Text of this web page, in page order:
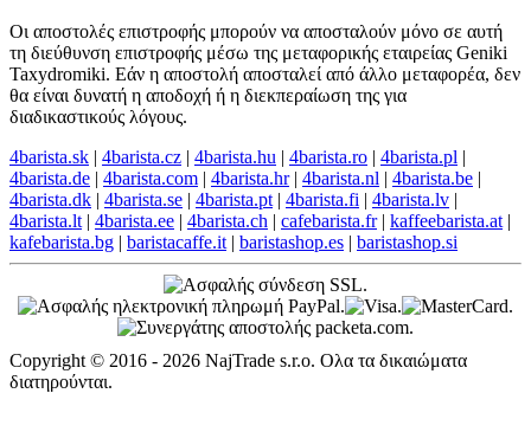
Οι αποστολές επιστροφής μπορούν να αποσταλούν μόνο σε αυτή
τη διεύθυνση επιστροφής μέσω της μεταφορικής εταιρείας Geniki
Taxydromiki. Εάν η αποστολή αποσταλεί από άλλο μεταφορέα, δεν
θα είναι δυνατή η αποδοχή ή η διεκπεραίωση της για
διαδικαστικούς λόγους.
4barista.sk | 4barista.cz | 4barista.hu | 4barista.ro | 4barista.pl |
4barista.de | 4barista.com | 4barista.hr| 4barista.nl | 4barista.be |
4barista.dk | 4barista.se | 4barista.pt | 4barista.fi | 4barista.lv |
4barista.lt | 4barista.ee | 4barista.ch | cafebarista.fr| kaffeebarista.at |
kafebarista.bg | baristacaffe.it | baristashop.es | baristashop.si
Copyright © 2016 - 2026 NajTrade s.r.o. Ολα τα δικαιώματα
διατηρούνται.